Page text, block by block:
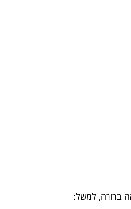
ברורה, למשל: